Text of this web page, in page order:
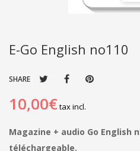
E-Go English no110
SHARE
10,00€tax incl.
Magazine + audio Go English
téléchargeable.